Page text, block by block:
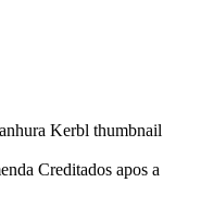
Creditados apos a